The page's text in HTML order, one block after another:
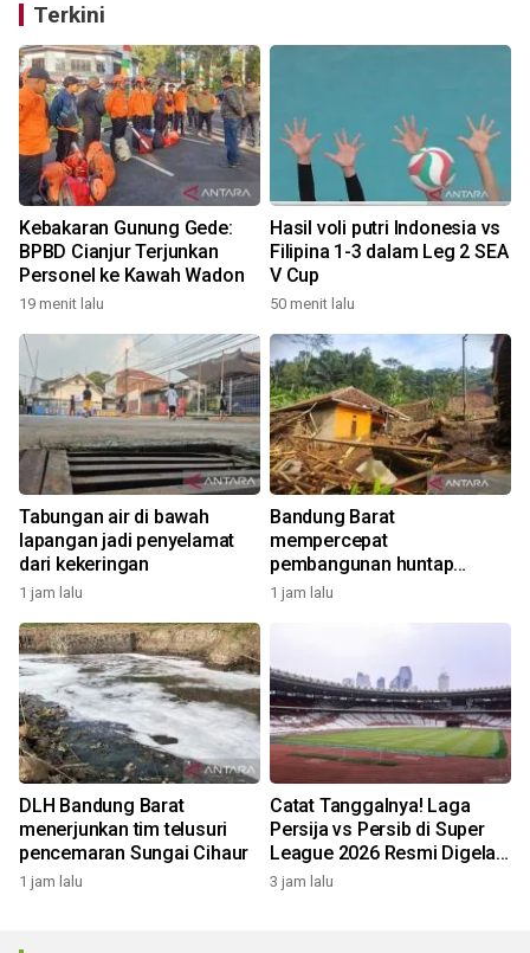
Terkini
Kebakaran Gunung Gede:
BPBD Cianjur Terjunkan
Personel ke Kawah Wadon
19 menit lalu
Hasil voli putri Indonesia vs
Filipina 1-3 dalam Leg 2 SEA
V Cup
50 menit lalu
Tabungan air di bawah
lapangan jadi penyelamat
dari kekeringan
1 jam lalu
Bandung Barat
mempercepat
pembangunan huntap
korban longsor Cipongkor
1 jam lalu
DLH Bandung Barat
menerjunkan tim telusuri
pencemaran Sungai Cihaur
1 jam lalu
Catat Tanggalnya! Laga
Persija vs Persib di Super
League 2026 Resmi Digelar
di GBK
3 jam lalu